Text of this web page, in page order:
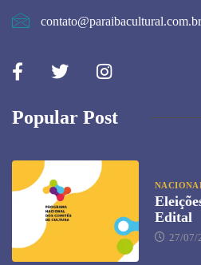
contato@paraibacultural.com.br
Popular Post
Edital
27/07/